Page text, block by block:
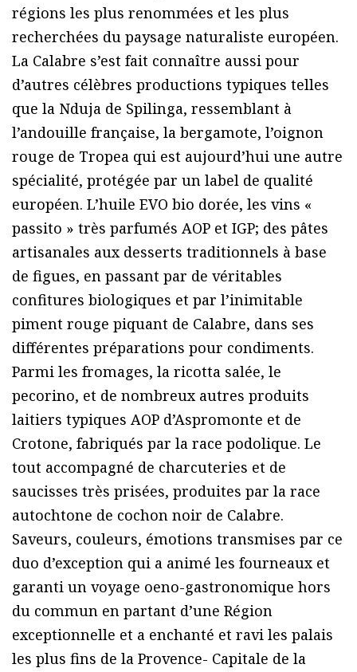
régions les plus renommées et les plus
recherchées du paysage naturaliste européen.
La Calabre s’est fait connaître aussi pour
d’autres célèbres productions typiques telles
que la Nduja de Spilinga, ressemblant à
l’andouille française, la bergamote, l’oignon
rouge de Tropea qui est aujourd’hui une autre
spécialité, protégée par un label de qualité
européen. L’huile EVO bio dorée, les vins «
passito » très parfumés AOP et IGP; des pâtes
artisanales aux desserts traditionnels à base
de figues, en passant par de véritables
confitures biologiques et par l’inimitable
piment rouge piquant de Calabre, dans ses
différentes préparations pour condiments.
Parmi les fromages, la ricotta salée, le
pecorino, et de nombreux autres produits
laitiers typiques AOP d’Aspromonte et de
Crotone, fabriqués par la race podolique. Le
tout accompagné de charcuteries et de
saucisses très prisées, produites par la race
autochtone de cochon noir de Calabre.
Saveurs, couleurs, émotions transmises par ce
duo d’exception qui a animé les fourneaux et
garanti un voyage oeno-gastronomique hors
du commun en partant d’une Région
exceptionnelle et a enchanté et ravi les palais
les plus fins de la Provence- Capitale de la